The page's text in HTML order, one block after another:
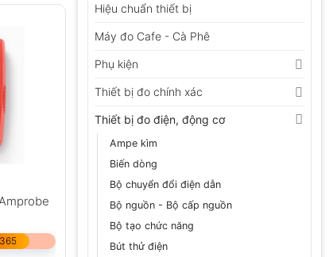
Hiệu chuẩn thiết bị
Máy đo Cafe - Cà Phê
Phụ kiện
Thiết bị đo chính xác
Thiết bị đo điện, động cơ
Ampe kìm
Biến dòng
Bộ chuyển đổi điện dẫn
Bộ nguồn - Bộ cấp nguồn
Bộ tạo chức năng
Bút thử điện